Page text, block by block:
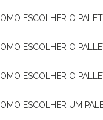
COMO ESCOLHER O
COMO ESCOLHER O
COMO ESCOLHER O
COMO ESCOLHER UM